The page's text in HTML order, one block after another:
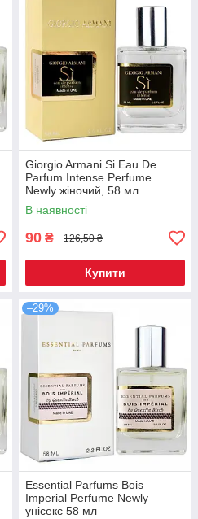
Giorgio Armani Si Eau De
Parfum Intense Perfume
Newly жіночий, 58 мл
В наявності
90 ₴ 126,50 ₴
Купити
–29%
Essential Parfums Bois
Imperial Perfume Newly
унісекс 58 мл